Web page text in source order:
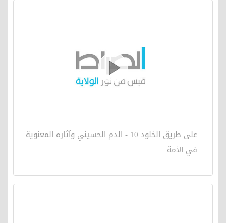
على طريق الخلود 10 - الدم الحسيني وآثاره المعنوية
في الأمة